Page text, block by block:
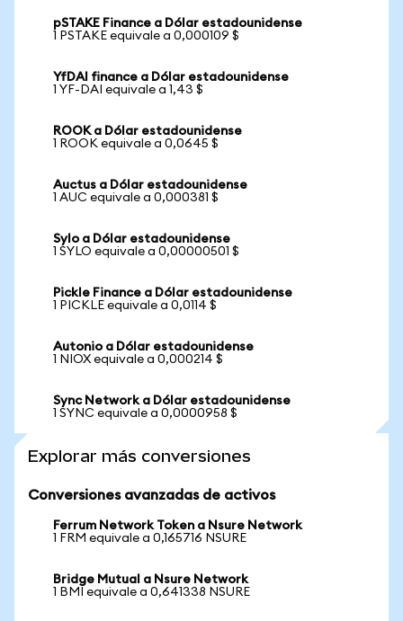
pSTAKE Finance a Dólar estadounidense
1 PSTAKE equivale a 0,000109 $
YfDAI finance a Dólar estadounidense
1 YF-DAI equivale a 1,43 $
ROOK a Dólar estadounidense
1 ROOK equivale a 0,0645 $
Auctus a Dólar estadounidense
1 AUC equivale a 0,000381 $
Sylo a Dólar estadounidense
1 SYLO equivale a 0,00000501 $
Pickle Finance a Dólar estadounidense
1 PICKLE equivale a 0,0114 $
Autonio a Dólar estadounidense
1 NIOX equivale a 0,000214 $
Sync Network a Dólar estadounidense
1 SYNC equivale a 0,0000958 $
Explorar más conversiones
Conversiones avanzadas de activos
Ferrum Network Token a Nsure Network
1 FRM equivale a 0,165716 NSURE
Bridge Mutual a Nsure Network
1 BMI equivale a 0,641338 NSURE